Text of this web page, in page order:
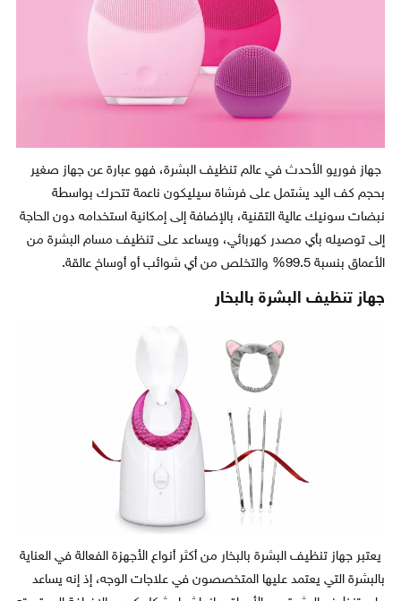
جهاز فوريو الأحدث في عالم تنظيف البشرة، فهو عبارة عن جهاز صغير
بحجم كف اليد يشتمل على فرشاة سيليكون ناعمة تتحرك بواسطة
نبضات سونيك عالية التقنية، بالإضافة إلى إمكانية استخدامه دون الحاجة
إلى توصيله بأي مصدر كهربائي، ويساعد على تنظيف مسام البشرة من
الأعماق بنسبة 99.5% والتخلص من أي شوائب أو أوساخ عالقة.
جهاز تنظيف البشرة بالبخار
يعتبر جهاز تنظيف البشرة بالبخار من أكثر أنواع الأجهزة الفعالة في العناية
بالبشرة التي يعتمد عليها المتخصصون في علاجات الوجه، إذ إنه يساعد